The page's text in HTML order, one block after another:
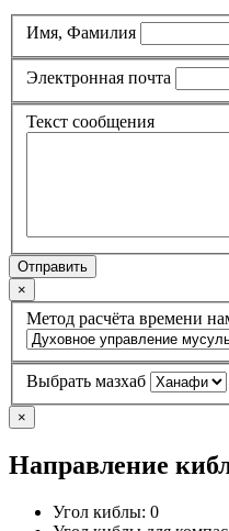
Имя, Фамилия
Электронная почта
Текст сообщения
Отправить
×
Метод расчёта времени
Выбрать мазхаб
×
Направление
Угол киблы: 0